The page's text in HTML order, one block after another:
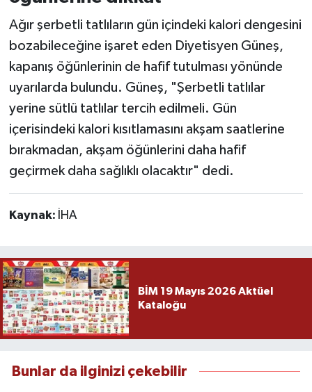
Ağır şerbetli tatlıların gün içindeki kalori dengesini
bozabileceğine işaret eden Diyetisyen Güneş,
kapanış öğünlerinin de hafif tutulması yönünde
uyarılarda bulundu. Güneş, "Şerbetli tatlılar
yerine sütlü tatlılar tercih edilmeli. Gün
içerisindeki kalori kısıtlamasını akşam saatlerine
bırakmadan, akşam öğünlerini daha hafif
geçirmek daha sağlıklı olacaktır" dedi.
Kaynak: İHA
BİM 19 Mayıs 2026 Aktüel
Kataloğu
Bunlar da ilginizi çekebilir